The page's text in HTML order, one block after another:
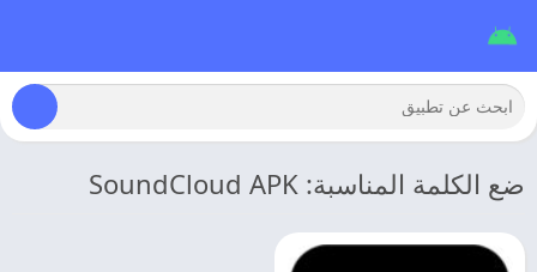
ضع الكلمة المناسبة: SoundCloud APK